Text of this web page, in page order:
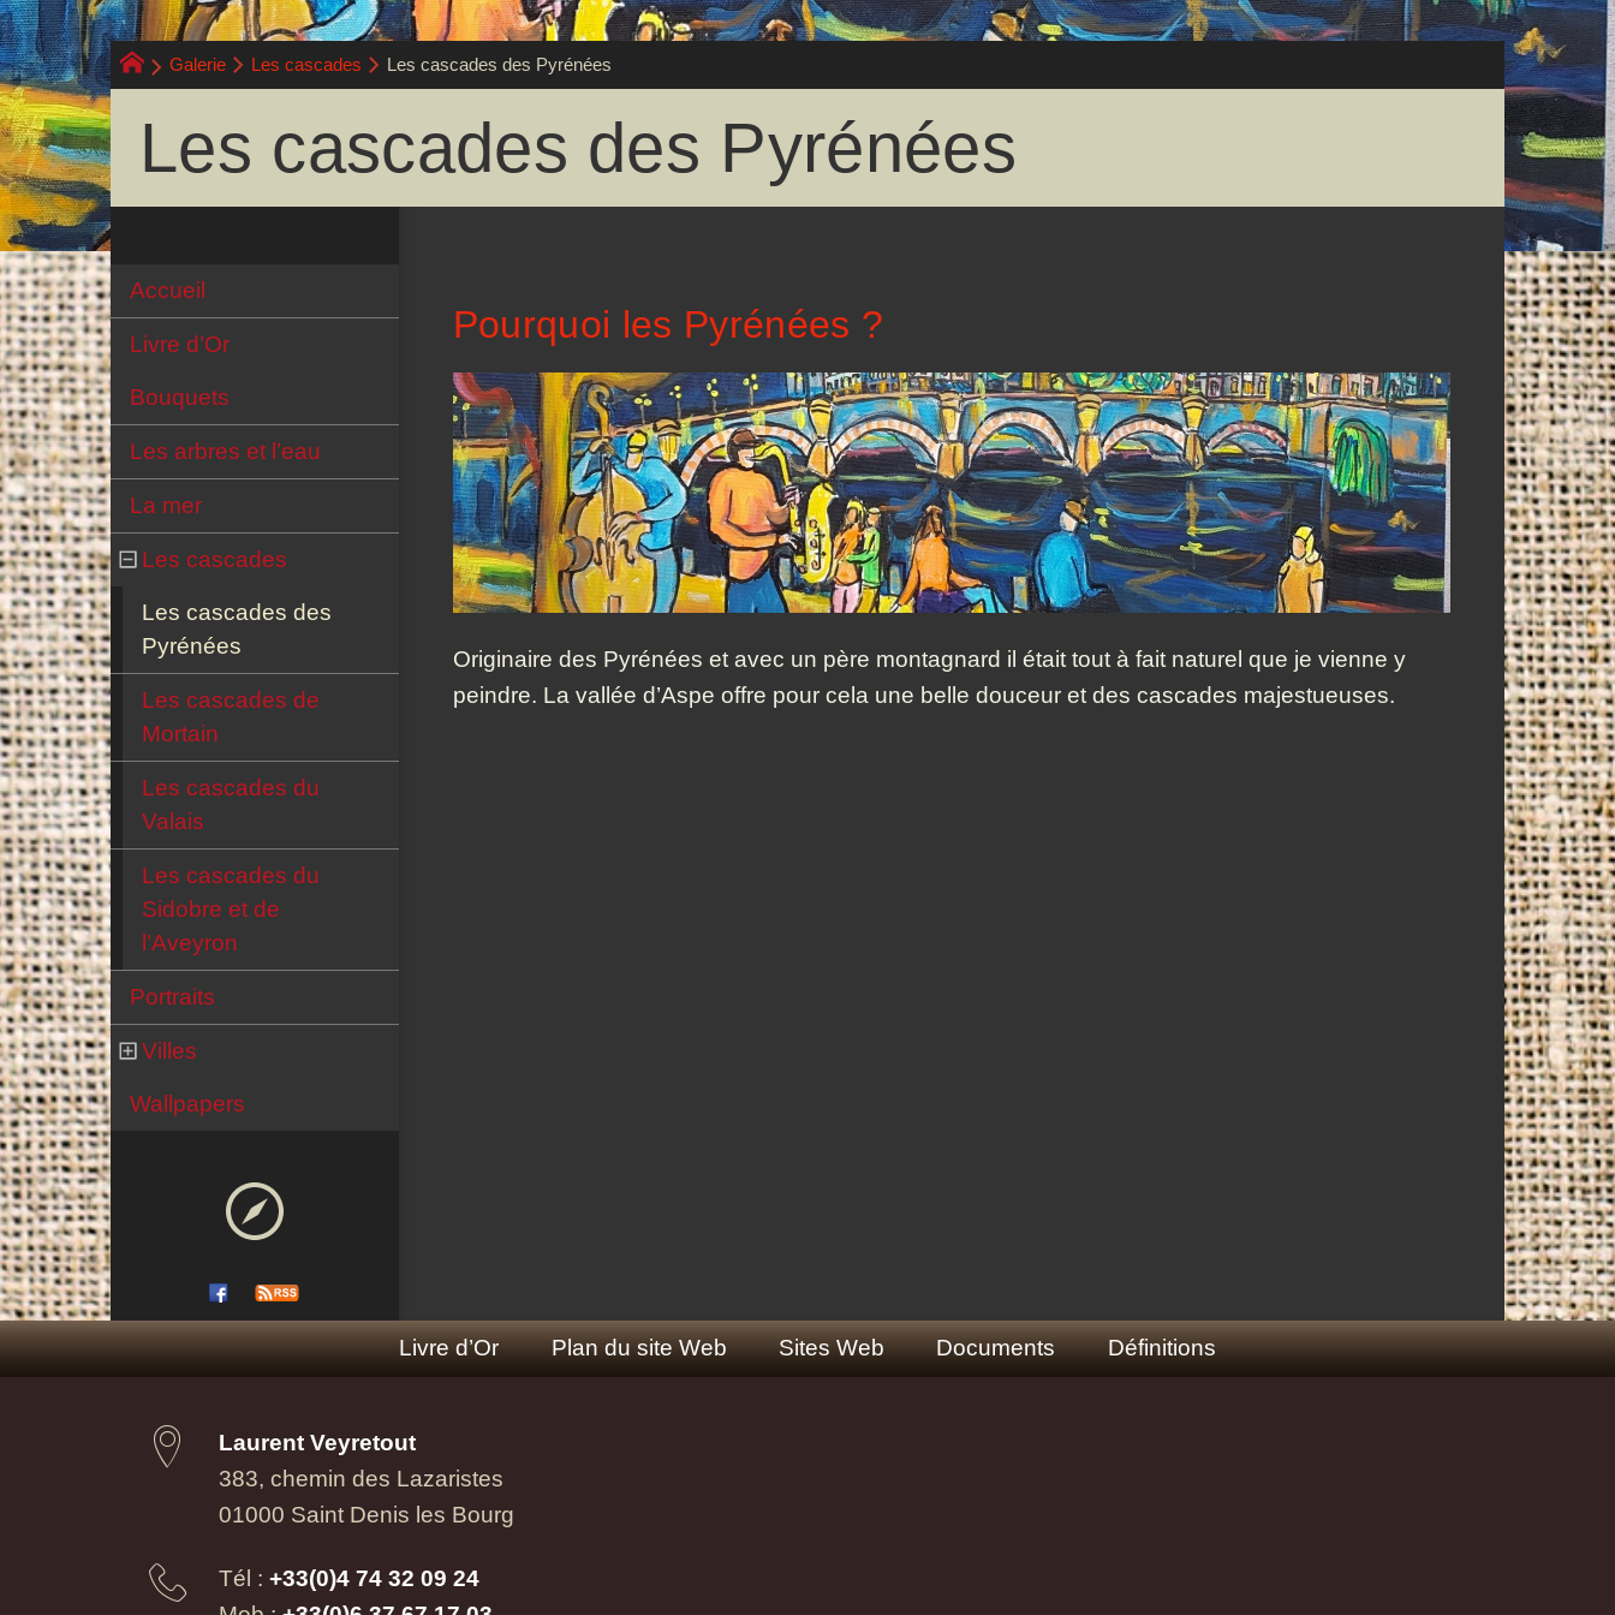
Galerie Les cascades Les cascades des Pyrénées
Les cascades des Pyrénées
Pourquoi les Pyrénées ?
Originaire des Pyrénées et avec un père montagnard il était tout à fait naturel que je vienne y
peindre. La vallée d’Aspe offre pour cela une belle douceur et des cascades majestueuses.
Accueil
Livre d’Or
Bouquets
Les arbres et l’eau
La mer
Les cascades
Les cascades des
Pyrénées
Les cascades de
Mortain
Les cascades du
Valais
Les cascades du
Sidobre et de
l’Aveyron
Portraits
Villes
Wallpapers
Livre d’Or Plan du site Web Sites Web Documents Définitions
Laurent Veyretout
383, chemin des Lazaristes
01000 Saint Denis les Bourg
Tél :+33(0)4 74 32 09 24